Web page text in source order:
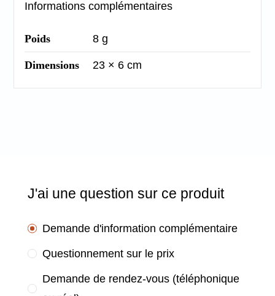
Informations complémentaires
Poids 8 g
Dimensions 23 × 6 cm
J'ai une question sur ce produit
Demande d'information complémentaire
Questionnement sur le prix
Demande de rendez-vous (téléphonique